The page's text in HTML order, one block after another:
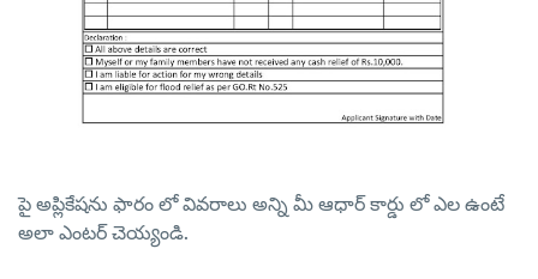
పై అప్లికేషను ఫారం లో వివరాలు అన్ని మీ ఆధార్ కార్డు లో ఎల ఉంటే
అలా ఎంటర్ చెయ్యండి.